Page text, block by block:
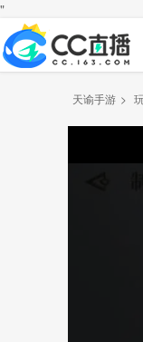
"
天谕手游 >